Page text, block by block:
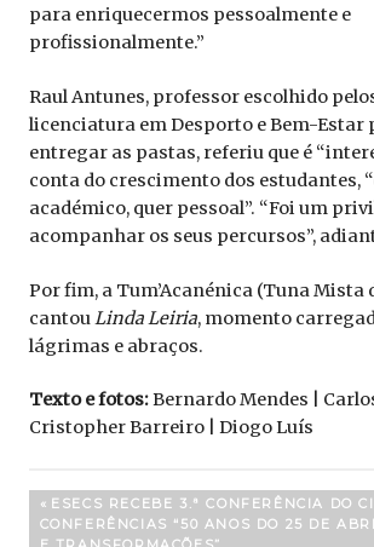
para enriquecermos pessoalmente e
profissionalmente.”
Raul Antunes, professor escolhido
licenciatura em Desporto e Bem-Estar
entregar as pastas, referiu que é
conta do crescimento dos estudantes,
académico, quer pessoal”. “Foi um
acompanhar os seus percursos”,
Por fim, a Tum’Acanénica (Tuna Mista
cantouLinda Leiria, momento
lágrimas e abraços.
Texto e fotos:Bernardo Mendes |
Cristopher Barreiro | Diogo Luís
Navegação
de
PREVIOUS
POST:
ESECS RECEBE 3.ª CONFERÊNCIA DO
CONFERÊNCIAS “50 ANOS DO 25 DE